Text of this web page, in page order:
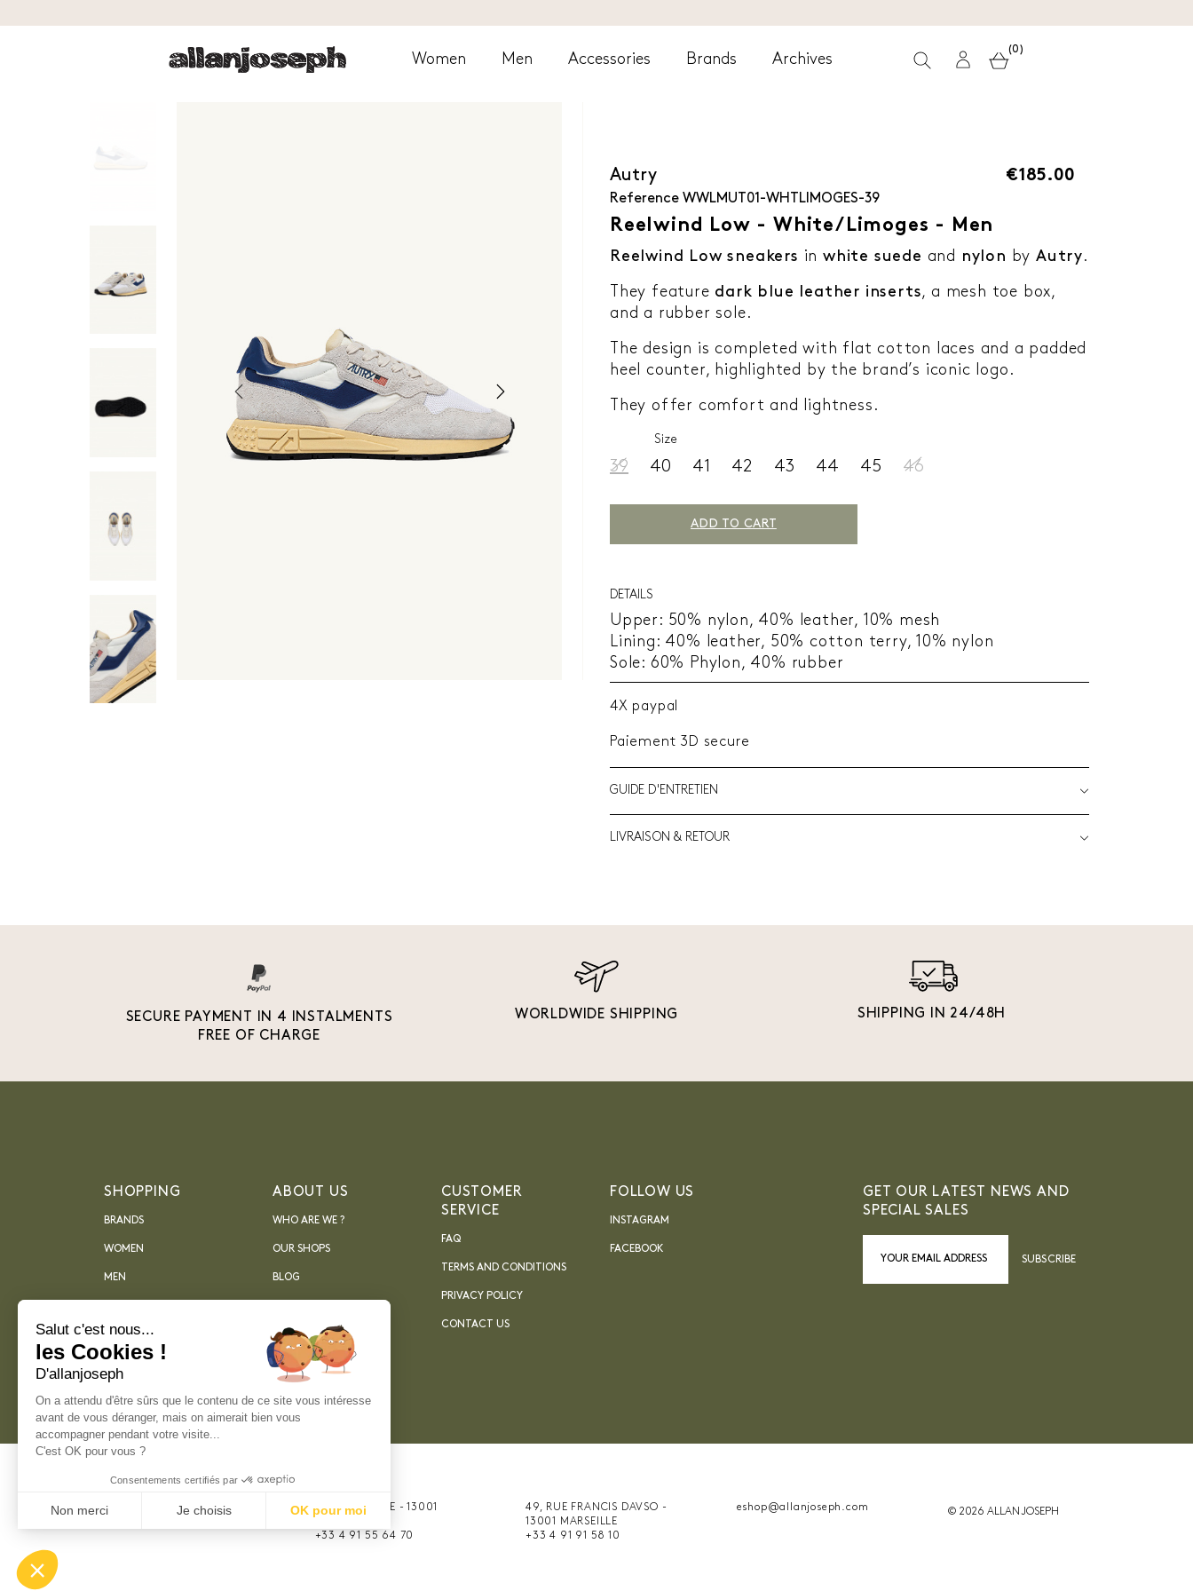
Women Men Accessories Brands Archives
(0)
Autry
Reference WWLMUT01-WHTLIMOGES-39
Reelwind Low - White/Limoges - Men
€185.00
Reelwind Low sneakers in white suede and nylon byAutry.
They feature dark blue leather inserts, a mesh toe box,
and a rubber sole.
The design is completed with flat cotton laces and a padded
heel counter, highlighted by the brand’s iconic logo.
They offer comfort and lightness.
Size
39 40 41 42 43 44 45 46
ADD TO CART
DETAILS
Upper: 50% nylon, 40% leather, 10% mesh
Lining: 40% leather, 50% cotton terry, 10% nylon
Sole: 60% Phylon, 40% rubber
4X paypal
Paiement 3D secure
GUIDE D'ENTRETIEN
LIVRAISON & RETOUR
SECURE PAYMENT IN 4 INSTALMENTS
FREE OF CHARGE
WORLDWIDE SHIPPING SHIPPING IN 24/48H
SHOPPING
BRANDS
WOMEN
MEN
ABOUT US
WHO ARE WE ?
OUR SHOPS
BLOG
CUSTOMER
SERVICE
FAQ
TERMS AND CONDITIONS
PRIVACY POLICY
CONTACT US
FOLLOW US
INSTAGRAM
FACEBOOK
GET OUR LATEST NEWS AND
SPECIAL SALES
SUBSCRIBE
21, RUE SAINTE - 13001
+33 4 91 55 64 70
49, RUE FRANCIS DAVSO -
13001 MARSEILLE
+33 4 91 91 58 10
eshop@allanjoseph.com © 2026 ALLAN JOSEPH
Salut c'est nous...
les Cookies !
D'allanjoseph
On a attendu d'être sûrs que le contenu de ce site vous intéresse
avant de vous déranger, mais on aimerait bien vous
accompagner pendant votre visite...
C'est OK pour vous ?
Consentements certifiés par
Non merci Je choisis OK pour moi
Plateforme de Gestion du Consentement : Personnalisez vos Options
Notre plateforme vous permet d'adapter et de gérer vos paramètres de confidentialité, en garantissant la conformité avec les réglementations.